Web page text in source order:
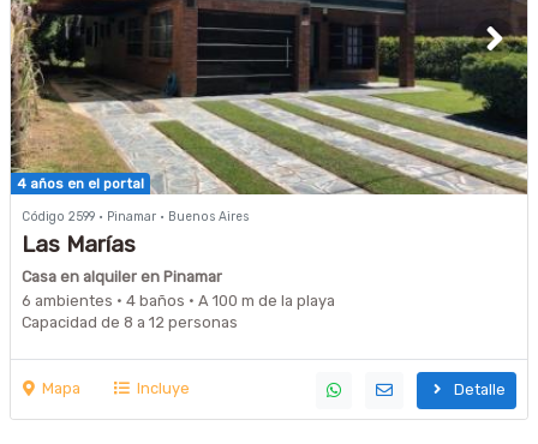
4 años en el portal
Código 2599 · Pinamar · Buenos Aires
Las Marías
Casa en alquiler en Pinamar
6 ambientes · 4 baños · A 100 m de la playa
Capacidad de 8 a 12 personas
Mapa Incluye Detalle